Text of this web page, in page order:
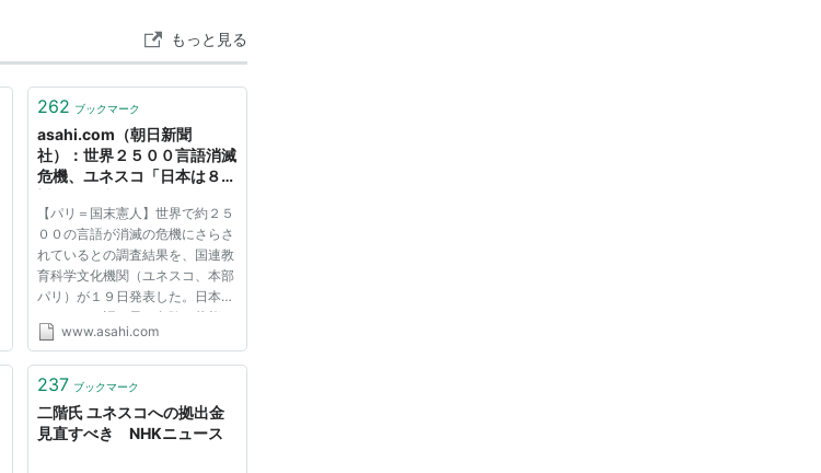
もっと見る
262 ブックマーク
asahi.com（朝日新聞
社）：世界２５００言語消滅
危機、ユネスコ「日本は８語
【パリ＝国末憲人】世界で約２５
００の言語が消滅の危機にさらさ
れているとの調査結果を、国連教
育科学文化機関（ユネスコ、本部
パリ）が１９日発表した。日本で
は、アイヌ語が最も危険な状態に
ある言語と分類されたほか、八丈
語と見なされ、計８言語がリスト
www.asahi.com
237 ブックマーク
二階氏 ユネスコへの拠出金
見直すべき NHKニュース